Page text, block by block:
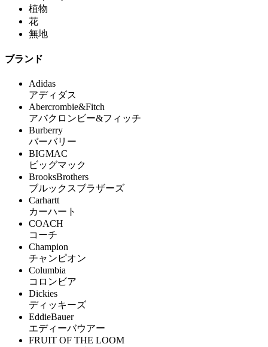
植物
花
無地
ブランド
Adidas
アディダス
Abercrombie&Fitch
アバクロンビー&フィッチ
Burberry
バーバリー
BIGMAC
ビッグマック
BrooksBrothers
ブルックスブラザーズ
Carhartt
カーハート
COACH
コーチ
Champion
チャンピオン
Columbia
コロンビア
Dickies
ディッキーズ
EddieBauer
エディーバウアー
FRUIT OF THE LOOM